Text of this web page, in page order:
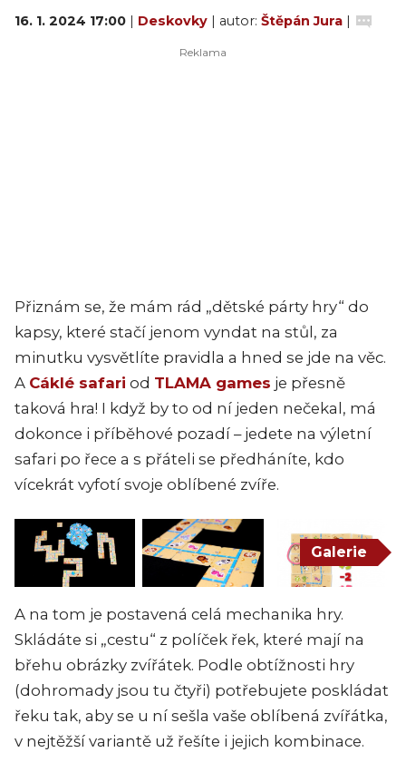
16. 1. 2024 17:00 | Deskovky | autor: Štěpán Jura |
Přiznám se, že mám rád „dětské párty hry“ do
kapsy, které stačí jenom vyndat na stůl, za
minutku vysvětlíte pravidla a hned se jde na věc.
A Cáklé safari od TLAMA games je přesně
taková hra! I když by to od ní jeden nečekal, má
dokonce i příběhové pozadí – jedete na výletní
safari po řece a s přáteli se předháníte, kdo
vícekrát vyfotí svoje oblíbené zvíře.
Galerie
A na tom je postavená celá mechanika hry.
Skládáte si „cestu“ z políček řek, které mají na
břehu obrázky zvířátek. Podle obtížnosti hry
(dohromady jsou tu čtyři) potřebujete poskládat
řeku tak, aby se u ní sešla vaše oblíbená zvířátka,
v nejtěžší variantě už řešíte i jejich kombinace.